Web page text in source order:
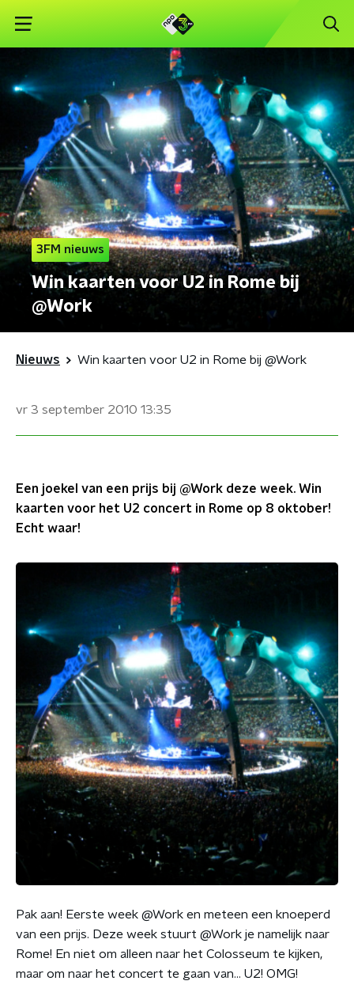
3FM nieuws
Win kaarten voor U2 in Rome bij
@Work
Nieuws Win kaarten voor U2 in Rome bij @Work
vr 3 september 2010 13:35
Een joekel van een prijs bij @Work deze week. Win
kaarten voor het U2 concert in Rome op 8 oktober!
Echt waar!
Pak aan! Eerste week @Work en meteen een knoeperd
van een prijs. Deze week stuurt @Work je namelijk naar
Rome! En niet om alleen naar het Colosseum te kijken,
maar om naar het concert te gaan van... U2! OMG!